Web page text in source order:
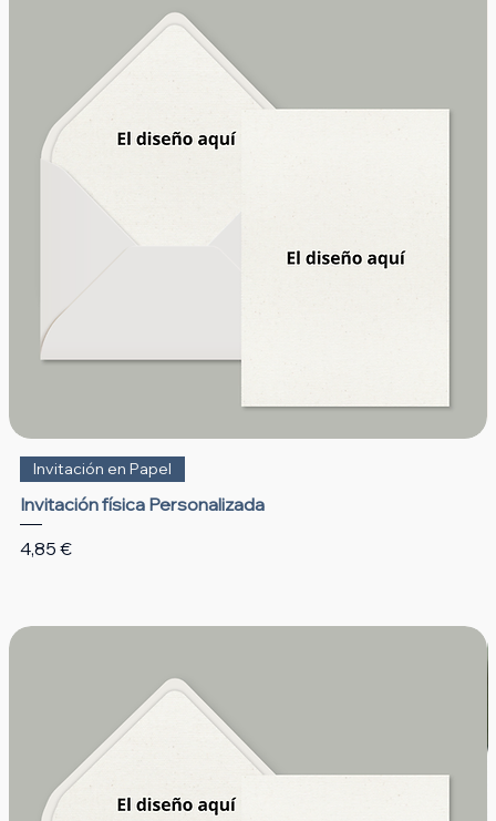
Invitación en Papel
Invitación física Personalizada
Precio
4,85 €